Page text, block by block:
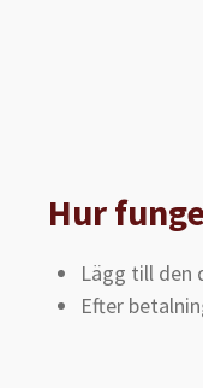
Hur
Lägg till den
Efter